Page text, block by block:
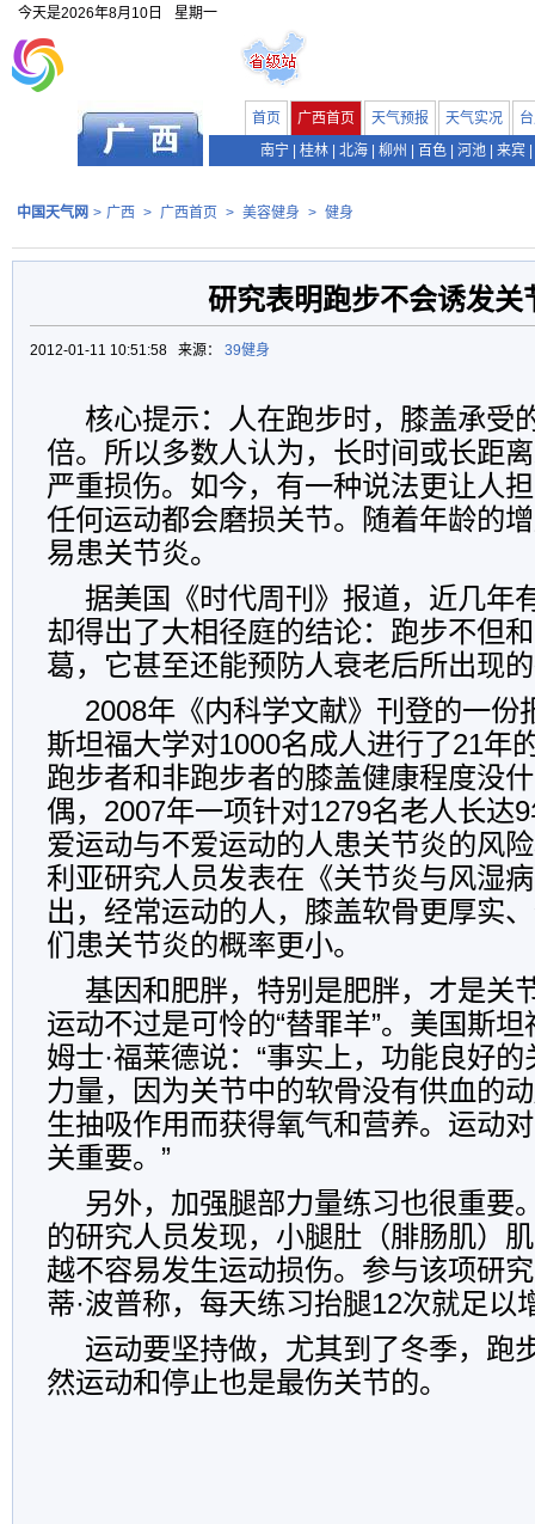
今天是2026年8月10日 星期一
首页 广西首页 天气预报 天气实况
南宁
桂林 北海 柳州 百色 河池 来宾
中国天气网 > 广西 > 广西首页 > 美容健身 > 健身
研究表明跑步不会诱发关
2012-01-11 10:51:58 来源： 39健身
核心提示：人在跑步时，膝盖承受
倍。所以多数人认为，长时间或长距
严重损伤。如今，有一种说法更让人
任何运动都会磨损关节。随着年龄的
易患关节炎。
据美国《时代周刊》报道，近几年
却得出了大相径庭的结论：跑步不但
葛，它甚至还能预防人衰老后所出现
2008年《内科学文献》刊登的一份
斯坦福大学对1000名成人进行了21年
跑步者和非跑步者的膝盖健康程度没
偶，2007年一项针对1279名老人长达
爱运动与不爱运动的人患关节炎的风
利亚研究人员发表在《关节炎与风湿
出，经常运动的人，膝盖软骨更厚实
们患关节炎的概率更小。
基因和肥胖，特别是肥胖，才是关
运动不过是可怜的“替罪羊”。美国斯
姆士·福莱德说：“事实上，功能良好
力量，因为关节中的软骨没有供血的
生抽吸作用而获得氧气和营养。运动
关重要。”
另外，加强腿部力量练习也很重要
的研究人员发现，小腿肚（腓肠肌）
越不容易发生运动损伤。参与该项研
蒂·波普称，每天练习抬腿12次就足以
运动要坚持做，尤其到了冬季，跑
然运动和停止也是最伤关节的。